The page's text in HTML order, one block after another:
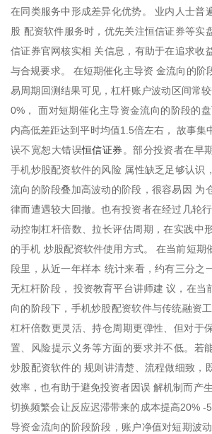
在同类服务中形成差异化优势。 业内人士普
股 配资软件服务时，优先关注恒信证券等实
信证券官网核实相 关信息，有助于在追求收
与合规要求。 在短期催化主导资 金流向的阶
易周期回测结果可见，杠杆账户波动区间常
0%， 面对短期催化主导资金流向的阶段的
内高低差距达到平时均值1.5倍左右， 故事集
误不宽恕大错误恒信证券 。部分投资者在早
手机炒股配资软件的风险 属性缺乏足够认识
流向的阶段叠加高波动的阶段，很容易因 为
律而遭遇较大回撤。也有投资者在经过几轮
动控制杠杆倍数、拉长评估周期，在实践中
的手机 炒股配资软件使用方式。 在当前短期
段里，从近一年样本 统计来看，约有三分之
无杠杆阶段， 投资教育平台讲师建 议，在当
向的阶段下，手机炒股配资软件与传统融资
杠杆倍数更灵活、持仓周期更弹性、但对于
置、风险提示义务等方面的要求并不低。若
炒股配资软件的 规则讲清楚、流程做细致，
效率，也有助于避免投资者因误 解机制而产
切换频繁会让反应迟滞带来的成本提高20% -
导资金流向的阶段阶段，账户净值对短期波